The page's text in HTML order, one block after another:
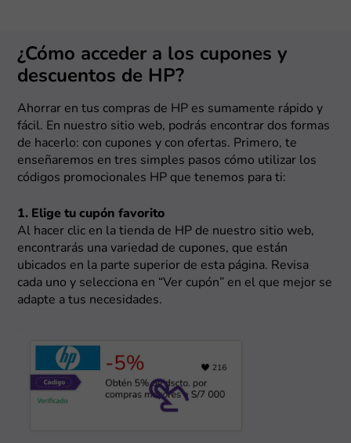
¿Cómo acceder a los cupones y
descuentos de HP?
Ahorrar en tus compras de HP es sumamente rápido y
fácil. En nuestro sitio web, podrás encontrar dos formas
de hacerlo: con cupones y con ofertas. Primero, te
enseñaremos en tres simples pasos cómo utilizar los
códigos promocionales HP que tenemos para ti:
1. Elige tu cupón favorito
Al hacer clic en la tienda de HP de nuestro sitio web,
encontrarás una variedad de cupones, que están
ubicados en la parte superior de esta página. Revisa
cada uno y selecciona en “Ver cupón” en el que mejor se
adapte a tus necesidades.